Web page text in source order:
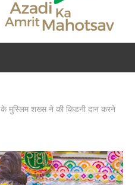
के मुस्लिम शख्स ने की किडनी दान करने